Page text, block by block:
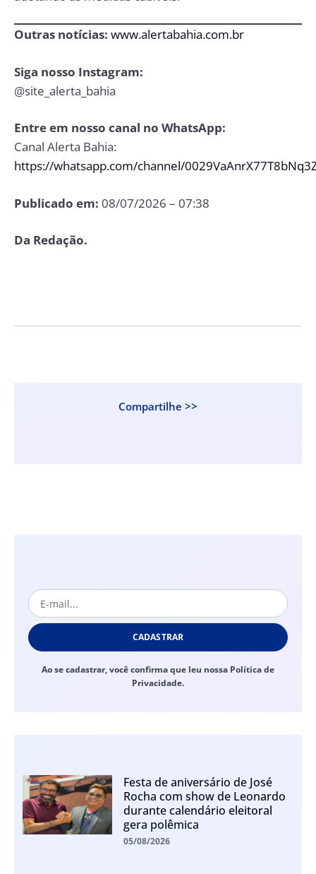
Outras notícias: www.alertabahia.com.br
Siga nosso Instagram:
@site_alerta_bahia
Entre em nosso canal no WhatsApp:
Canal Alerta Bahia:
https://whatsapp.com/channel/
Publicado em: 08/07/2026 – 07:38
Da Redação.
Compartilhe >>
CADASTRAR
Ao se cadastrar, você confirma que leu nossa Política de
Privacidade.
Festa de aniversário de José
Rocha com show de Leonardo
durante calendário eleitoral
gera polêmica
05/08/2026